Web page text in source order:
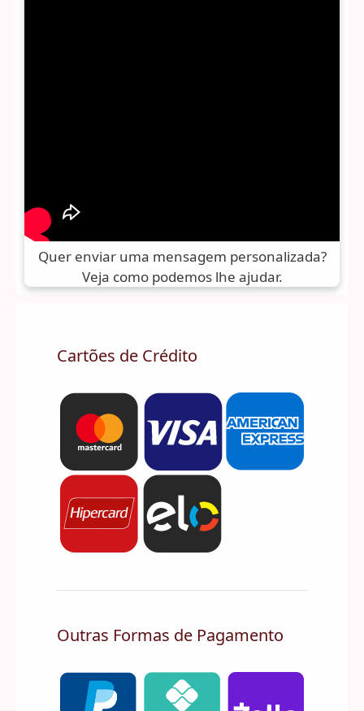
Quer enviar uma mensagem personalizada?
Veja como podemos lhe ajudar.
Cartões de Crédito
Outras Formas de Pagamento